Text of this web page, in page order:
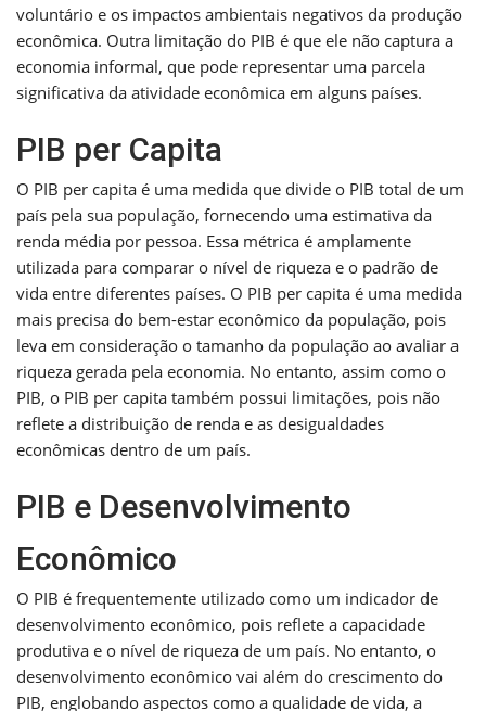
voluntário e os impactos ambientais negativos da produção
econômica. Outra limitação do PIB é que ele não captura a
economia informal, que pode representar uma parcela
significativa da atividade econômica em alguns países.
PIB per Capita
O PIB per capita é uma medida que divide o PIB total de um
país pela sua população, fornecendo uma estimativa da
renda média por pessoa. Essa métrica é amplamente
utilizada para comparar o nível de riqueza e o padrão de
vida entre diferentes países. O PIB per capita é uma medida
mais precisa do bem-estar econômico da população, pois
leva em consideração o tamanho da população ao avaliar a
riqueza gerada pela economia. No entanto, assim como o
PIB, o PIB per capita também possui limitações, pois não
reflete a distribuição de renda e as desigualdades
econômicas dentro de um país.
PIB e Desenvolvimento
Econômico
O PIB é frequentemente utilizado como um indicador de
desenvolvimento econômico, pois reflete a capacidade
produtiva e o nível de riqueza de um país. No entanto, o
desenvolvimento econômico vai além do crescimento do
PIB, englobando aspectos como a qualidade de vida, a